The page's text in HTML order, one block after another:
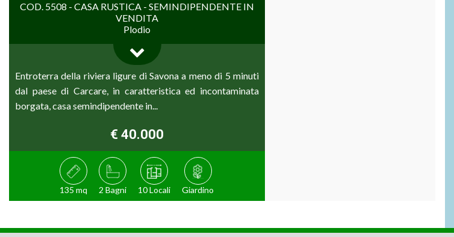
COD. 5508 - CASA RUSTICA - SEMINDIPENDENTE IN
VENDITA
Plodio
Entroterra della riviera ligure di Savona a meno di 5 minuti
dal paese di Carcare, in caratteristica ed incontaminata
borgata, casa semindipendente in...
€ 40.000
135 mq 2 Bagni 10 Locali Giardino